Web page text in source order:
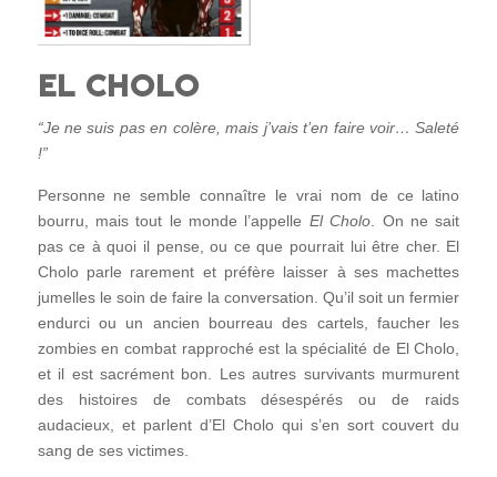
EL CHOLO
“Je ne suis pas en colère, mais j’vais t’en faire voir… Saleté
!”
Personne ne semble connaître le vrai nom de ce latino
bourru, mais tout le monde l’appelle El Cholo . On ne sait
pas ce à quoi il pense, ou ce que pourrait lui être cher. El
Cholo parle rarement et préfère laisser à ses machettes
jumelles le soin de faire la conversation. Qu’il soit un fermier
endurci ou un ancien bourreau des cartels, faucher les
zombies en combat rapproché est la spécialité de El Cholo,
et il est sacrément bon. Les autres survivants murmurent
des histoires de combats désespérés ou de raids
audacieux, et parlent d’El Cholo qui s’en sort couvert du
sang de ses victimes.